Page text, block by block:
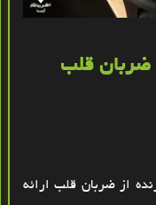
ضربان قلب
از ضربان قلب ارائه